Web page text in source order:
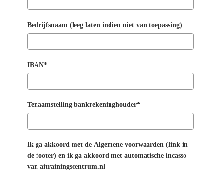
Bedrijfsnaam (leeg laten indien niet van toepassing)
IBAN*
Tenaamstelling bankrekeninghouder*
Ik ga akkoord met de Algemene voorwaarden (link in
de footer) en ik ga akkoord met automatische incasso
van aitrainingscentrum.nl